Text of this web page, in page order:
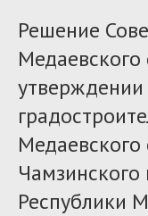
Решение
Медаевского
Медаевского
Республики